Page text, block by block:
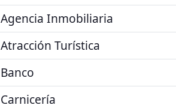
Agencia Inmobiliaria
Atracción Turística
Banco
Carnicería